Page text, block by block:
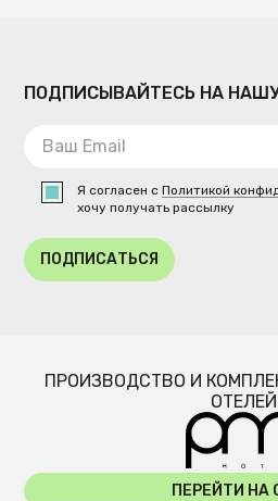
ПОДПИСЫВАЙТЕСЬ НА
Я согласен сПолитикой
хочу получать рассылку
ПОДПИСАТЬСЯ
ПРОИЗВОДСТВО И
ОТЕЛЕЙ
ПЕРЕЙТИ НА